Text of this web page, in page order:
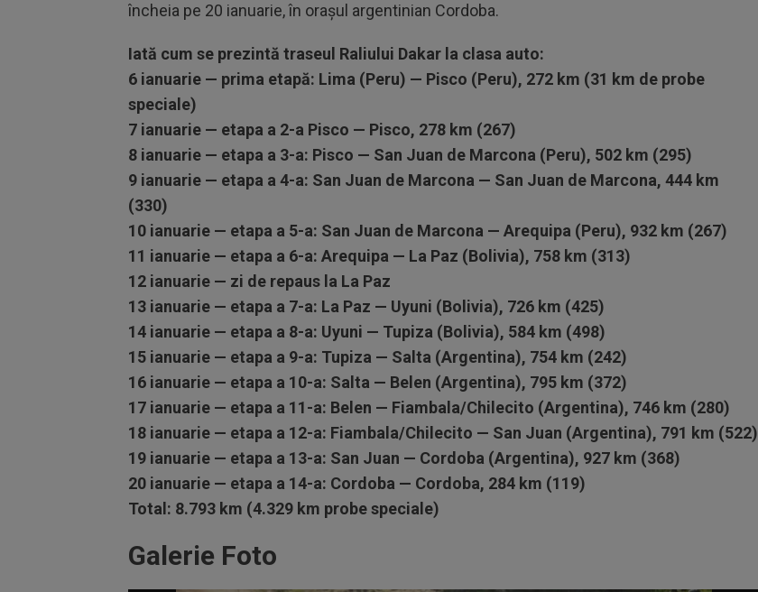
încheia pe 20 ianuarie, în oraşul argentinian Cordoba.
Iată cum se prezintă traseul Raliului Dakar la clasa auto:
6 ianuarie — prima etapă: Lima (Peru) — Pisco (Peru), 272 km (31 km de probe
speciale)
7 ianuarie — etapa a 2-a Pisco — Pisco, 278 km (267)
8 ianuarie — etapa a 3-a: Pisco — San Juan de Marcona (Peru), 502 km (295)
9 ianuarie — etapa a 4-a: San Juan de Marcona — San Juan de Marcona, 444 km
(330)
10 ianuarie — etapa a 5-a: San Juan de Marcona — Arequipa (Peru), 932 km (267)
11 ianuarie — etapa a 6-a: Arequipa — La Paz (Bolivia), 758 km (313)
12 ianuarie — zi de repaus la La Paz
13 ianuarie — etapa a 7-a: La Paz — Uyuni (Bolivia), 726 km (425)
14 ianuarie — etapa a 8-a: Uyuni — Tupiza (Bolivia), 584 km (498)
15 ianuarie — etapa a 9-a: Tupiza — Salta (Argentina), 754 km (242)
16 ianuarie — etapa a 10-a: Salta — Belen (Argentina), 795 km (372)
17 ianuarie — etapa a 11-a: Belen — Fiambala/Chilecito (Argentina), 746 km (280)
18 ianuarie — etapa a 12-a: Fiambala/Chilecito — San Juan (Argentina), 791 km (522)
19 ianuarie — etapa a 13-a: San Juan — Cordoba (Argentina), 927 km (368)
20 ianuarie — etapa a 14-a: Cordoba — Cordoba, 284 km (119)
Total: 8.793 km (4.329 km probe speciale)
Galerie Foto